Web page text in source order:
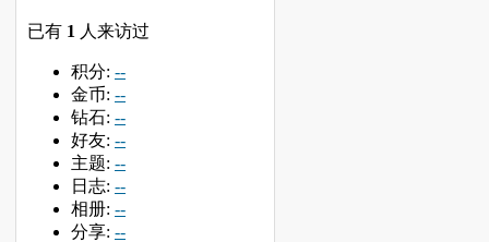
已有 1 人来访过
积分: --
金币: --
钻石: --
好友: --
主题: --
日志: --
相册: --
分享: --